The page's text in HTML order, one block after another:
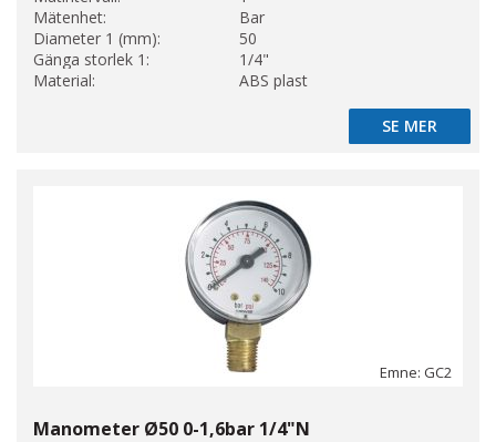
Mätenhet:
Bar
Diameter 1 (mm):
50
Gänga storlek 1:
1/4"
Material:
ABS plast
SE MER
SE MER
Emne: GC2
Manometer Ø50 0-1,6bar 1/4"N